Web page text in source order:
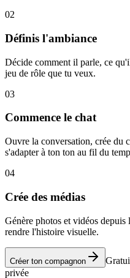
02
Définis l'ambiance
Décide comment il parle, ce
jeu de rôle que tu veux.
03
Commence le chat
Ouvre la conversation, crée du
s'adapter à ton ton au fil du
04
Crée des médias
Génère photos et vidéos
rendre l'histoire visuelle.
Créer ton compagnon
privée